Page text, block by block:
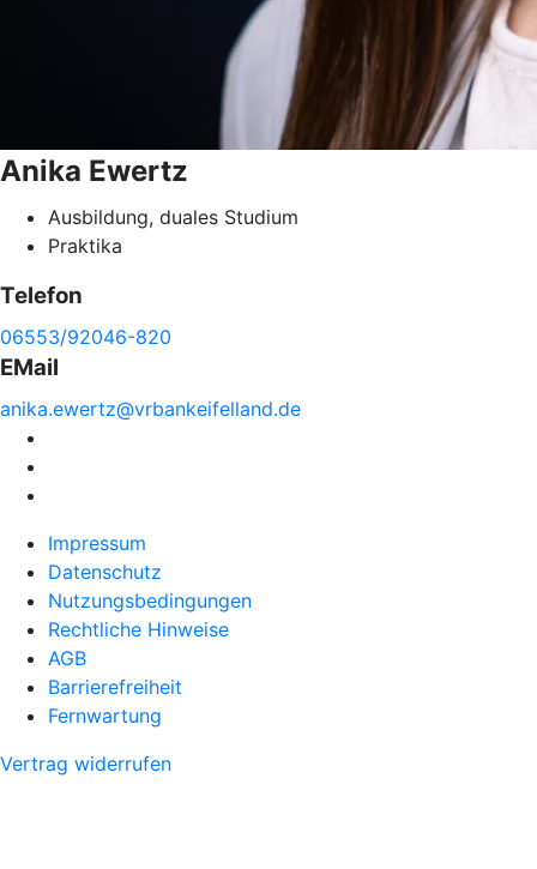
Anika Ewertz
Ausbildung, duales Studium
Praktika
Telefon
06553/92046-820
EMail
anika.ewertz@vrbankeifelland.de
Impressum
Datenschutz
Nutzungsbedingungen
Rechtliche Hinweise
AGB
Barrierefreiheit
Fernwartung
Vertrag widerrufen